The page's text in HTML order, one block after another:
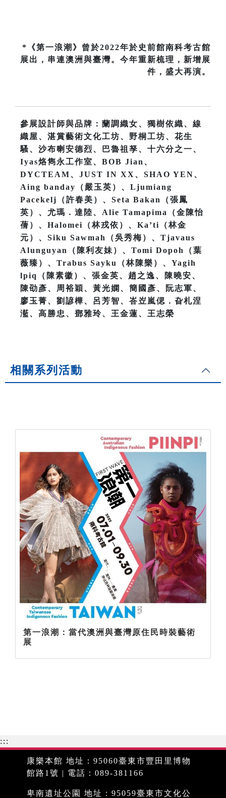
*《第一浪潮》曾於2022年於史前館南科考古館
展出，串連澳洲與臺灣。今年重新梳理，新增展
件，盛大再演。
參展設計師與品牌：蘭調織女、獨樹依織、線
織屋、湛賞藝術文化工坊、野桐工坊、花生
騷、沙布喇安德烈、巴魯祖孥、十六分之一、
Iyas烙雋永工作室、BOB Jian、
DYCTEAM、JUST IN XX、SHAO YEN、
Aing banday（嚴玉英）、Ljumiang
Pacekelj（許春美）、Seta Bakan（張鳳
英）、尤瑪．達陸、Alie Tamapima（金陳怡
蒨）、Halomei（林戎依）、Ka’ti（林金
元）、Siku Sawmah（吳秀梅）、Tjavaus
Alunguyan（陳利友妹）、Tomi Dopoh（葉
薇臻）、Trabus Sayku（林陳樂）、Yagih
lpiq（陳素徽）、張金英、趙之逸、陳曉安、
陳劭彥、周裕穎、黃光嫻、簡國彥、阮志軍、
廖玉菁、劉諺樺、呂芳智、峇岦嵐偲．旮札涅
灆、高勝忠、鄧雅玲、王金蓮、王志榮
相關系列活動
第一浪潮：當代澳洲與臺灣原住民時裝藝術
展
:::
康樂本館 地址：95060臺東市豐田里博物
館路1號 | 電話：089-381166
卑南遺址公園 地址：95059臺東市文化公